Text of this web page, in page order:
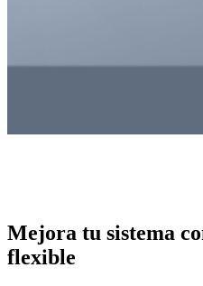
Mejora tu sistema
flexible